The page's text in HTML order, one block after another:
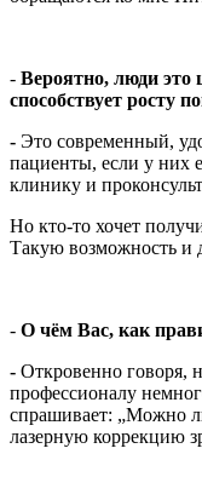
- Вероятно, люди это
способствует росту
- Это современный,
пациенты, если у них
клинику и
Но кто-то хочет
Такую возможность и
- О чём Вас, как
- Откровенно говоря,
профессионалу
спрашивает: „Можно
лазерную коррекцию